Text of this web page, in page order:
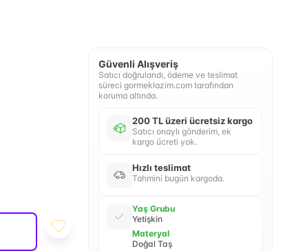
Güvenli Alışveriş
Satıcı doğrulandı, ödeme ve teslimat
süreci gormeklazim.com tarafından
koruma altında.
200 TL üzeri ücretsiz kargo
Satıcı onaylı gönderim, ek
kargo ücreti yok.
Hızlı teslimat
Tahmini bugün kargoda.
Yaş Grubu
Yetişkin
Materyal
Doğal Taş